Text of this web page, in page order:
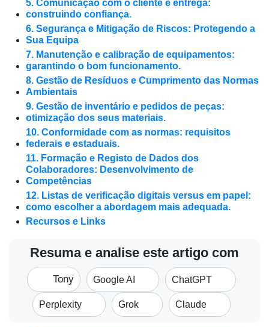
5. Comunicação com o cliente e entrega:
construindo confiança.
6. Segurança e Mitigação de Riscos: Protegendo a
Sua Equipa
7. Manutenção e calibração de equipamentos:
garantindo o bom funcionamento.
8. Gestão de Resíduos e Cumprimento das Normas
Ambientais
9. Gestão de inventário e pedidos de peças:
otimização dos seus materiais.
10. Conformidade com as normas: requisitos
federais e estaduais.
11. Formação e Registo de Dados dos
Colaboradores: Desenvolvimento de
Competências
12. Listas de verificação digitais versus em papel:
como escolher a abordagem mais adequada.
Recursos e Links
Resuma e analise este artigo com
Tony Google AI ChatGPT
Perplexity Grok Claude